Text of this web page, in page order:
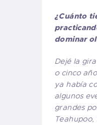
¿Cuánto
dominar
Dejé la
o cinco
ya había
algunos
grandes
Teahupoo,